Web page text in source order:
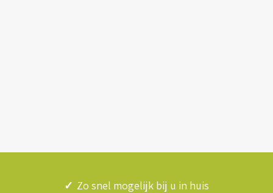
✓ Zo snel mogelijk bij u in huis